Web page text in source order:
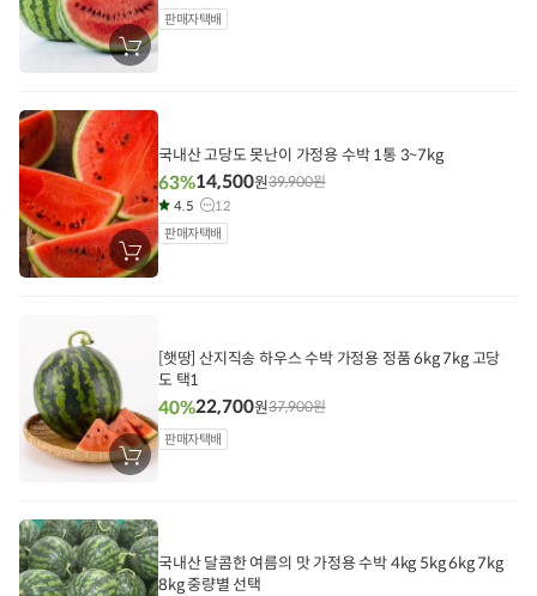
장
바
에
담
기
판매자택배
장
바
국내산 고당도 못난이 가정용 수박 1통 3~7kg
63%14,500원39,900원
4.5
12
판매자택배
장
바
에
담
기
[햇땅] 산지직송 하우스 수박 가정용 정품 6kg 7kg 고당
도 택1
40%22,700원37,900원
판매자택배
국내산 달콤한 여름의 맛 가정용 수박 4kg 5kg 6kg 7kg
8kg 중량별 선택